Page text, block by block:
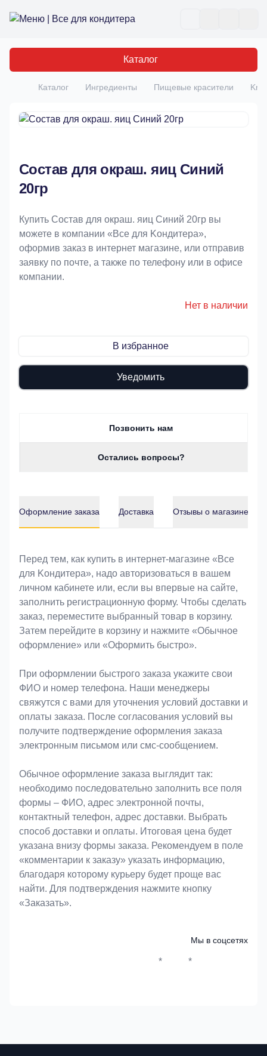
Все для кондитера
Каталог
Главная
Каталог Ингредиенты Пищевые красители
Состав для окраш. яиц Синий
20гр
Купить Состав для окраш. яиц Синий 20гр вы
можете в компании «Bce для Koндитeрa»,
оформив заказ в интернет магазине, или отправив
заявку по почте, а также по телефону или в офисе
компании.
Нет в наличии
В избранное
Уведомить
Позвонить нам
Остались вопросы?
Оформление заказа Доставка Отзывы о магазине
Оформление заказа
Перед тем, как купить в интернет-магазине «Bce
для Koндитeрa», надо авторизоваться в вашем
личном кабинете или, если вы впервые на сайте,
заполнить регистрационную форму. Чтобы сделать
заказ, переместите выбранный товар в корзину.
Затем перейдите в корзину и нажмите «Обычное
оформление» или «Оформить быстро».
При оформлении быстрого заказа укажите свои
ФИО и номер телефона. Наши менеджеры
свяжутся с вами для уточнения условий доставки и
оплаты заказа. После согласования условий вы
получите подтверждение оформления заказа
электронным письмом или смс-сообщением.
Обычное оформление заказа выглядит так:
необходимо последовательно заполнить все поля
формы – ФИО, адрес электронной почты,
контактный телефон, адрес доставки. Выбрать
способ доставки и оплаты. Итоговая цена будет
указана внизу формы заказа. Рекомендуем в поле
«комментарии к заказу» указать информацию,
благодаря которому курьеру будет проще вас
найти. Для подтверждения нажмите кнопку
«Заказать».
Мы в соцсетях
* *